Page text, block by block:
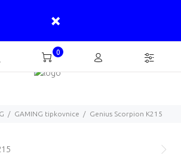
0
GAMING tipkovnice Genius Scorpion K215